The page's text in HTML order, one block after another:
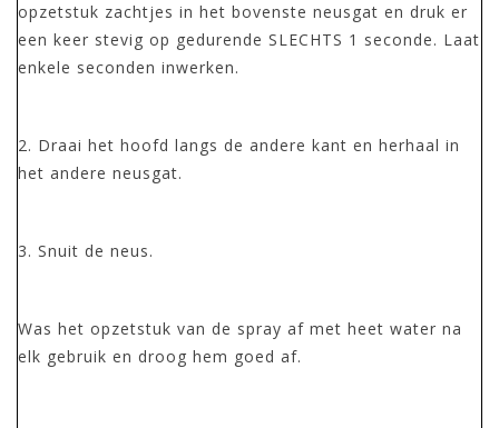
opzetstuk zachtjes in het bovenste neusgat en druk er
een keer stevig op gedurende SLECHTS 1 seconde. Laat
enkele seconden inwerken.
2. Draai het hoofd langs de andere kant en herhaal in
het andere neusgat.
3. Snuit de neus.
Was het opzetstuk van de spray af met heet water na
elk gebruik en droog hem goed af.